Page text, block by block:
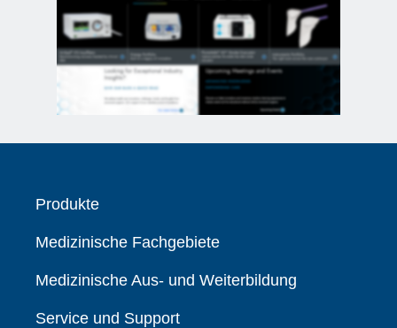
Produkte
Medizinische Fachgebiete
Medizinische Aus- und Weiterbildung
Service und Support